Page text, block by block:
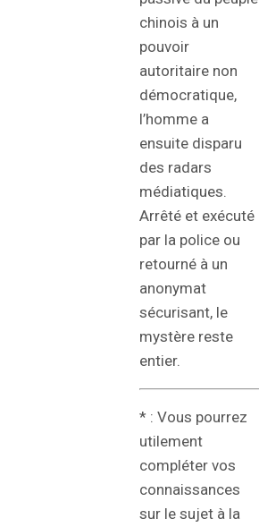
chinois à un
pouvoir
autoritaire non
démocratique,
l’homme a
ensuite disparu
des radars
médiatiques.
Arrêté et exécuté
par la police ou
retourné à un
anonymat
sécurisant, le
mystère reste
entier.
* : Vous pourrez
utilement
compléter vos
connaissances
sur le sujet à la